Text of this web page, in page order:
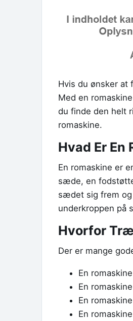
Hvis du ønsker at
Med en
du finde den helt
romaskine.
Hvad Er En
En romaskine er
sæde, en
sædet sig frem og
underkroppen på
Hvorfor
Der er mange
En
En
En
En